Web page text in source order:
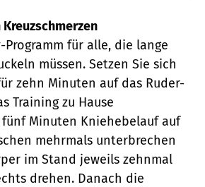
Kreuzschmerzen
Programm für alle, die lange
müssen. Setzen Sie sich
zehn Minuten auf das Ruder-
Training zu Hause
Minuten Kniehebelauf auf
mehrmals unterbrechen
im Stand jeweils zehnmal
drehen. Danach die